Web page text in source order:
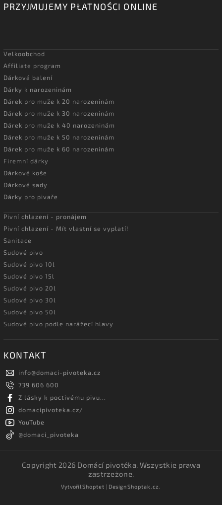
PRZYJMUJEMY PŁATNOŚCI ONLINE
Velkoobchod
Affiliate program
Dárková balení
Dárky k narozeninám
Dárek pro muže k 20 narozeninám
Dárek pro muže k 30 narozeninám
Dárek pro muže k 40 narozeninám
Dárek pro muže k 50 narozeninám
Dárek pro muže k 60 narozeninám
Firemní dárky
Dárkové koše
Dárkové sady
Dárky pro pivaře
Pivní chlazení - pronájem
Pivní chlazení - Mít vlastní se vyplatí!
Sanitace
Sudové pivo
Sudové pivo 10l
Sudové pivo 15l
Sudové pivo 20l
Sudové pivo 30l
Sudové pivo 50l
Sudové pivo podle narážecí hlavy
KONTAKT
info@domaci-pivoteka.cz
739 606 600
Z lásky k poctivému pivu...
domacipivoteka.cz/
YouTube
@domaci_pivoteka
Copyright 2026 Domácí pivotéka. Wszystkie prawa
zastrzeżone.
VytvořilShoptet | DesignShoptak.cz.